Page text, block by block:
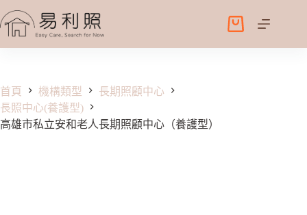
至
容
購
物
首頁 機構類型
長期照顧中心
長照中心(養護型)
高雄市私立安和老人長期照顧中心（養護型）